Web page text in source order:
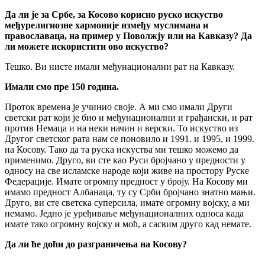
Да ли је за Србе, за Косово корисно руско искуство
међурелигиозне хармоније између муслимана и
православаца, на пример у Поволжју или на Кавказу? Да
ли можете искористити ово искуство?
Тешко. Ви нисте имали међунационални рат на Кавказу.
Имали смо пре 150 година.
Проток времена је учинио своје. А ми смо имали Други
светски рат који је био и међунационални и грађански, и рат
против Немаца и на неки начин и верски. То искуство из
Другог светског рата нам се поновило и 1991. и 1995, и 1999.
на Косову. Тако да та руска искуства ми тешко можемо да
применимо. Друго, ви сте као Руси бројчано у предности у
односу на све исламске народе који живе на простору Руске
Федерације. Имате огромну предност у броју. На Косову ми
имамо предност Албанаца, ту су Срби бројчано знатно мањи.
Друго, ви сте светска суперсила, имате огромну војску, а ми
немамо. Једно је уређивање међунационалних односа када
имате тако огромну војску и моћ, а сасвим друго кад немате.
Да ли ће доћи до разграничења на Косову?